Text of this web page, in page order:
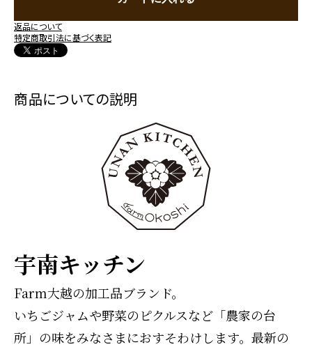
返品について
特定商取引法に基づく表記
商品についての説明
宇南キッチン
Farm大越の加工品ブランド。
いちごジャムや野菜のピクルスなど「農家の台
所」の味をみなさまにおすそわけします。最新の